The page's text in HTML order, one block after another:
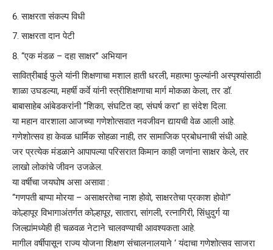
साक्षरता संकल्प विधी
साक्षरता दान पेटी
“एक मंडळ – दहा साक्षर” अभियान
सावित्रीबाई फुले यांनी शिक्षणाचा मशाल हाती धरली, महात्मा फुल्यांनी अस्पृश्यांसाठी
शाळा उघडल्या, महर्षी कर्वे यांनी स्त्रीशिक्षणाचा मार्ग मोकळा केला, तर डॉ.
बाबासाहेब आंबेडकरांनी “शिका, संघटित व्हा, संघर्ष करा” हा संदेश दिला.
या महान वारशाला आजच्या गणेशोत्सवात नवजीवन द्यायची वेळ आली आहे.
गणेशोत्सव हा केवळ धार्मिक सोहळा नाही, तर सामाजिक प्रबोधनाची संधी आहे.
जर प्रत्येक मंडळाने आपापल्या परिसरात किमान काही जणांना साक्षर केले, तर
लाखो लोकांचे जीवन उजळेल.
या वर्षीचा जयघोष असा असावा :
“गणपती बाप्पा मोरया – असाक्षरतेचा नाश होवो, साक्षरतेचा प्रकाश होवो!”
कोल्हापूर विभागाअंतर्गत कोल्हापूर, सातारा, सांगली, रत्नागिरी, सिंधुदुर्ग या
जिल्ह्यांमध्येही ही चळवळ नेटाने चालवण्याची आवश्यकता आहे.
मागील वर्षीपासून राज्य योजना शिक्षण संचालनालयाने ‘ यंदाचा गणेशोत्सव साजरा